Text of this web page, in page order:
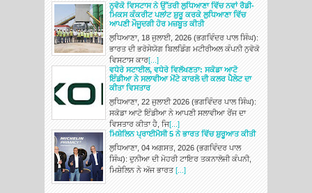
ਨੁਵੋਕੋ ਵਿਸਟਾਸ ਨੇ ਉੱਤਰੀ ਲੁਧਿਆਣਾ ਵਿੱਚ ਨਵਾਂ ਰੈਡੀ-
ਮਿਕਸ ਕੰਕਰੀਟ ਪਲਾਂਟ ਸ਼ੁਰੂ ਕਰਕੇ ਲੁਧਿਆਣਾ ਵਿੱਚ
ਆਪਣੀ ਮੌਜੂਦਗੀ ਹੋਰ ਮਜ਼ਬੂਤ ਕੀਤੀ
ਲੁਧਿਆਣਾ, 18 ਜੁਲਾਈ, 2026 (ਭਗਵਿੰਦਰ ਪਾਲ ਸਿੰਘ):
ਭਾਰਤ ਦੀ ਭਰੋਸੇਯੋਗ ਬਿਲਡਿੰਗ ਮਟੀਰੀਅਲ ਕੰਪਨੀ ਨੁਵੋਕੋ
ਵਿਸਟਾਸ ਕਾਰ[...]
ਵਧੇਰੇ ਸਟਾਈਲ, ਵਧੇਰੇ ਵਿਲੱਖਣਤਾ: ਸਕੋਡਾ ਆਟੋ
ਇੰਡੀਆ ਨੇ ਸਲਾਵੀਆ ਮੋਂਟੇ ਕਾਰਲੋ ਦੀ ਕਲਰ ਪੈਲੇਟ ਦਾ
ਕੀਤਾ ਵਿਸਤਾਰ
ਲੁਧਿਆਣਾ, 22 ਜੁਲਾਈ 2026 (ਭਗਵਿੰਦਰ ਪਾਲ ਸਿੰਘ):
ਸਕੋਡਾ ਆਟੋ ਇੰਡੀਆ ਨੇ ਆਪਣੀ ਸਲਾਵੀਆ ਰੇਂਜ ਦਾ
ਵਿਸਤਾਰ ਕੀਤਾ ਹੈ, ਜਿ[...]
ਮਿਸ਼ੇਲਿਨ ਪ੍ਰਾਈਮੈਸੀ 5 ਨੇ ਭਾਰਤ ਵਿੱਚ ਸ਼ੁਰੂਆਤ ਕੀਤੀ
ਲੁਧਿਆਣਾ, 04 ਅਗਸਤ, 2026 (ਭਗਵਿੰਦਰ ਪਾਲ
ਸਿੰਘ): ਦੁਨੀਆ ਦੀ ਮੋਹਰੀ ਟਾਇਰ ਤਕਨਾਲੋਜੀ ਕੰਪਨੀ,
ਮਿਸ਼ੇਲਿਨ ਨੇ ਅੱਜ ਭਾਰਤ[...]